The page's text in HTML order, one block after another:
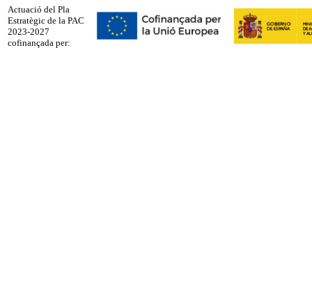
Actuació del Pla
Estratègic de la PAC
2023-2027
cofinançada per: